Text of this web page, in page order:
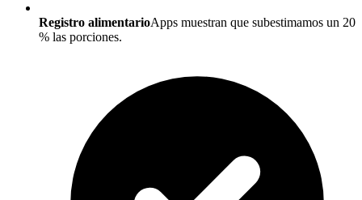
Registro alimentarioApps muestran que subestimamos un 20
% las porciones.